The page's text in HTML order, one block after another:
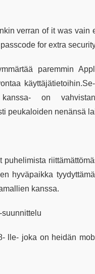
verran of it was vain
for extra
paremmin
on
peukaloiden nenänsä
hyväpaikka
kanssa.
suunnittelu
lle- joka on heidän